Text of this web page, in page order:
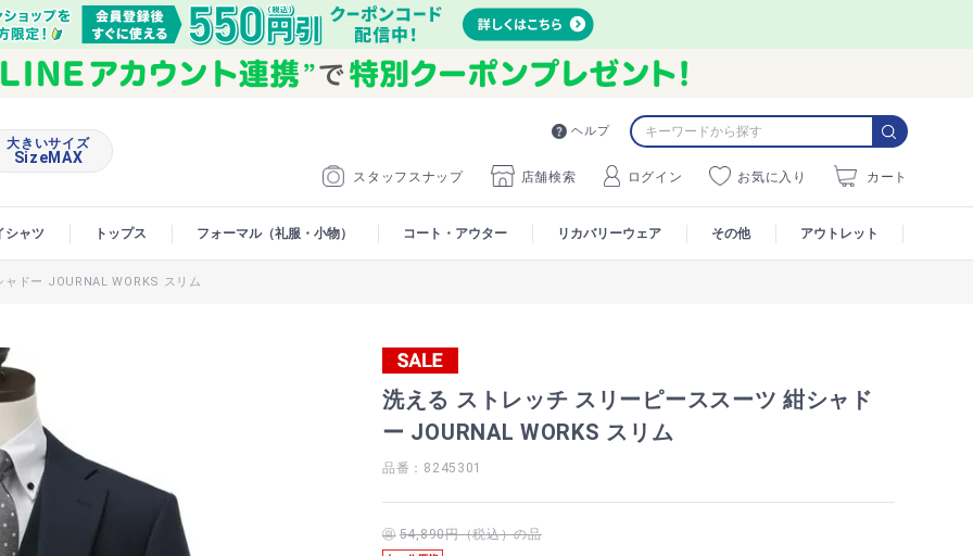
ヘルプ
スタッフスナップ 店舗検索 ログイン お気に入り カート
大きいサイズ
SizeMAX
シャツ トップス フォーマル（礼服・小物） コート・アウター リカバリーウェア その他 アウトレット
ドー JOURNAL WORKS スリム
洗える ストレッチ スリーピーススーツ 紺シャド
ー JOURNAL WORKS スリム
品番：8245301
54,890円（税込）の品